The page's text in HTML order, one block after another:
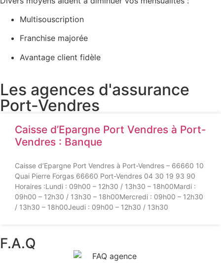
Multisouscription
Franchise majorée
Avantage client fidèle
Les agences d'assurance
Port-Vendres
Caisse d’Epargne Port Vendres à Port-
Vendres : Banque
Caisse d’Epargne Port Vendres à Port-Vendres – 66660 10
Quai Pierre Forgas 66660 Port-Vendres 04 30 19 93 90
Horaires :Lundi : 09h00 – 12h30 / 13h30 – 18h00Mardi :
09h00 – 12h30 / 13h30 – 18h00Mercredi : 09h00 – 12h30
/ 13h30 – 18h00Jeudi : 09h00 – 12h30 / 13h30
F.A.Q